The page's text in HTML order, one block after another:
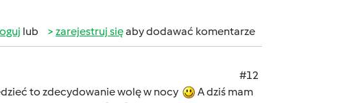
lub zarejestruj sięaby dodawać komentarze
#12
to zdecydowanie wolę w nocy
A dziś mam